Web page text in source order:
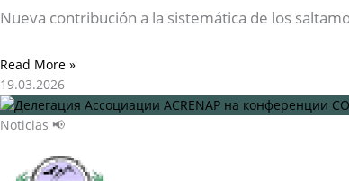
Nueva contribución a la sistemática de los
Read More »
19.03.2026
Noticias 📢